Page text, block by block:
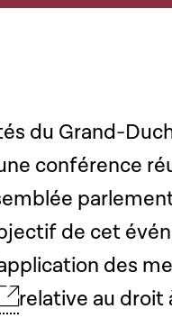
du Grand-
conférence
de cet
des
relative au droit